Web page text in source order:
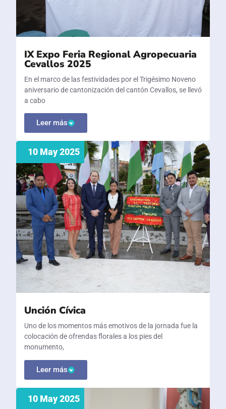
IX Expo Feria Regional Agropecuaria
Cevallos 2025
En el marco de las festividades por el Trigésimo Noveno
aniversario de cantonización del cantón Cevallos, se llevó
a cabo
Leer más
10 May 2025
Unción Cívica
Uno de los momentos más emotivos de la jornada fue la
colocación de ofrendas florales a los pies del
monumento,
Leer más
10 May 2025